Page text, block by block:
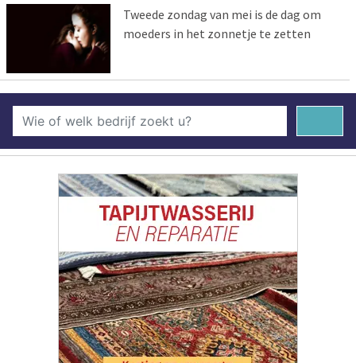
Tweede zondag van mei is de dag om
moeders in het zonnetje te zetten